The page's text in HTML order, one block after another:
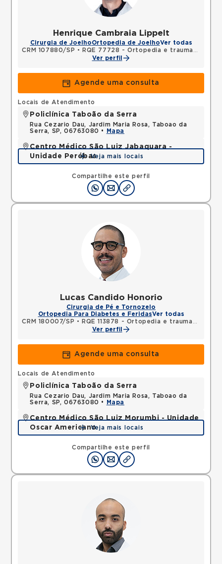
Henrique Cambraia Lippelt
Cirurgia de JoelhoOrtopedia de JoelhoVer todas
CRM 107880/SP • RQE 77728 - Ortopedia e traumatologia
Ver perfil
Agende uma consulta
Compartilhe este perfil
Locais de Atendimento
Policlínica Taboão da Serra
Rua Cezario Dau, Jardim Maria Rosa, Taboao da
Serra, SP, 06763080 •
Mapa
Centro Médico São Luiz Jabaquara -
Unidade Peróbas
Rua das Perobas, Jardim Oriental, Sao Paulo, SP,
Mapa
Veja mais locais
Lucas Candido Honorio
Cirurgia de Pé e Tornozelo
Ortopedia Para Diabetes e FeridasVer todas
CRM 180007/SP •
RQE 113878 - Ortopedia e traumatologia
Ver perfil
Agende uma consulta
Compartilhe este perfil
Locais de Atendimento
Policlínica Taboão da Serra
Rua Cezario Dau, Jardim Maria Rosa, Taboao da
Serra, SP, 06763080 •
Mapa
Centro Médico São Luiz Morumbi - Unidade
Oscar Americano
Rua Engenheiro Oscar Americano, Morumbi, Sao
Paulo, SP, 05673050 •
Mapa
Veja mais locais